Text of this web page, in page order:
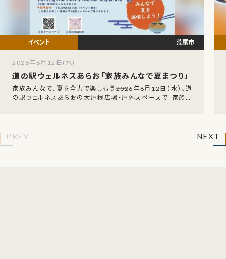
道の駅ウェルネスあらお「家族みんなで夏まつり」
家族みんなで、夏を全力で楽しもう――2026年8月12日（水）、道
の駅ウェルネスあらおの大屋根広場・屋外スペースで「家族み
荒尾市
2026年8月12日(水)
PREV NEXT